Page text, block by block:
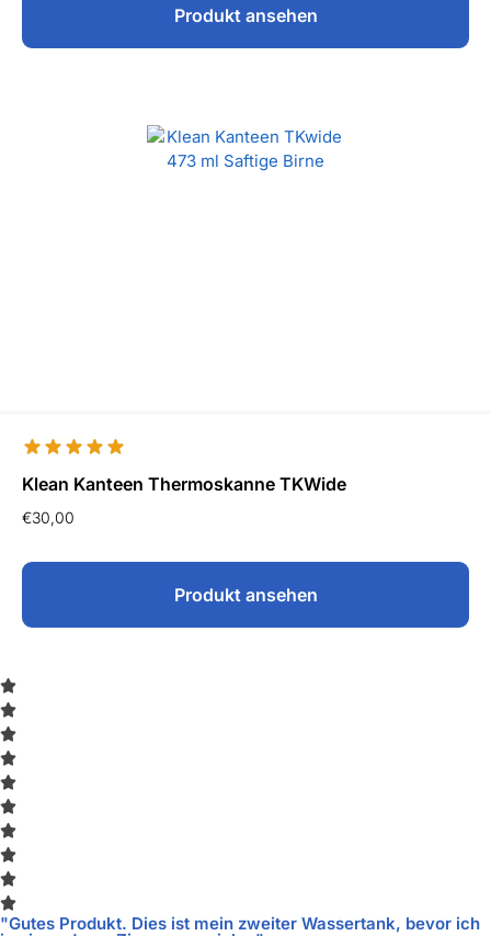
Produkt ansehen
Klean Kanteen Thermoskanne TKWide
€30,00
Produkt ansehen
"Gutes Produkt. Dies ist mein zweiter Wassertank, bevor ich